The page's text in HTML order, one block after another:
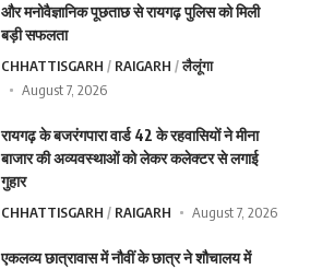
और मनोवैज्ञानिक पूछताछ से रायगढ़ पुलिस को मिली
बड़ी सफलता
CHHATTISGARH RAIGARH
लैलूंगा
August 7, 2026
रायगढ़ के बजरंगपारा वार्ड 42 के रहवासियों ने मीना
बाजार की अव्यवस्थाओं को लेकर कलेक्टर से लगाई
गुहार
CHHATTISGARH RAIGARH August 7, 2026
एकलव्य छात्रावास में नौवीं के छात्र ने शौचालय में